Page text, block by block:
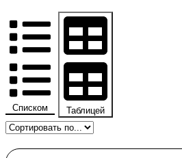
Списком Таблицей